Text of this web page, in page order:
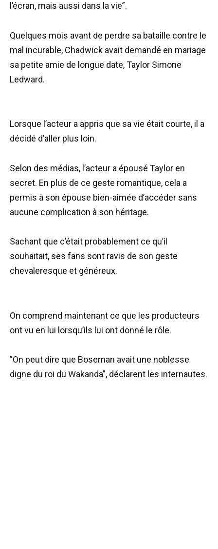
l’écran, mais aussi dans la vie”.
Quelques mois avant de perdre sa bataille contre le
mal incurable, Chadwick avait demandé en mariage
sa petite amie de longue date, Taylor Simone
Ledward.
Lorsque l’acteur a appris que sa vie était courte, il a
décidé d’aller plus loin.
Selon des médias, l’acteur a épousé Taylor en
secret. En plus de ce geste romantique, cela a
permis à son épouse bien-aimée d’accéder sans
aucune complication à son héritage.
Sachant que c’était probablement ce qu’il
souhaitait, ses fans sont ravis de son geste
chevaleresque et généreux.
On comprend maintenant ce que les producteurs
ont vu en lui lorsqu’ils lui ont donné le rôle.
”On peut dire que Boseman avait une noblesse
digne du roi du Wakanda”, déclarent les internautes.